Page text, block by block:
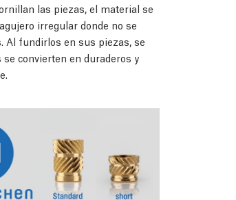
las piezas, el material se
irregular donde no se
Al fundirlos en sus piezas, se
convierten en duraderos y